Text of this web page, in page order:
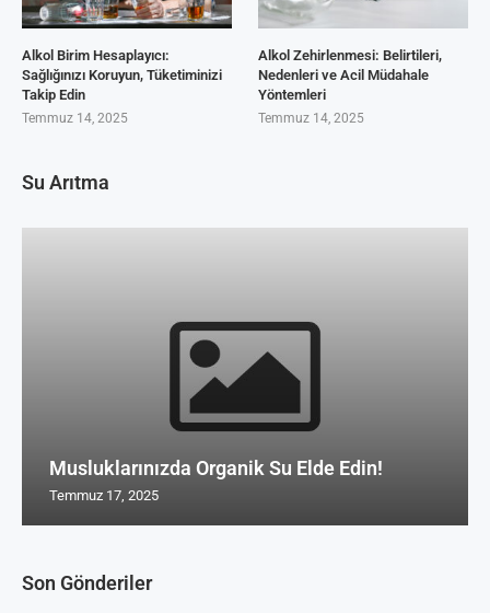
Son Gönderiler
Alkol Birim Hesaplayıcı:
Sağlığınızı Koruyun, Tüketiminizi
Takip Edin
Temmuz 14, 2025
Alkol Zehirlenmesi: Belirtileri,
Nedenleri ve Acil Müdahale
Yöntemleri
Temmuz 14, 2025
Su Arıtma
Musluklarınızda Organik Su Elde Edin!
Temmuz 17, 2025